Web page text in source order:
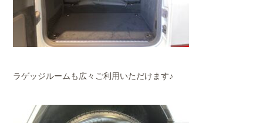
ラゲッジルームも広々ご利用いただけます♪